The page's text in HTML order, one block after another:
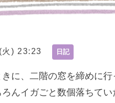
) 23:23 日記
に、二階の窓を締めに
んイガごと数個落ちて